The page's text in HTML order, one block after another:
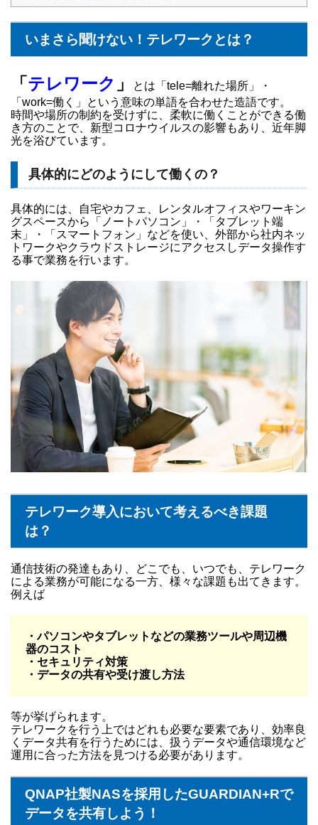
いまさら聞けない！テレワークとは？
「 テレワーク 」
とは「tele=離れた場所」・
「work=働く」という意味の単語を合わせた造語です。
時間や場所の制約を受けずに、柔軟に働くことができる働
き方のことで、新型コロナウイルスの影響もあり、近年脚
光を浴びています。
具体的にどのようにして働くの？
具体的には、自宅やカフェ、レンタルオフィスやワーキン
グスペースから「ノートパソコン」・「タブレット端
末」・「スマートフォン」などを使い、外部から社内ネッ
トワークやクラウドストレージにアクセスしデータ操作す
る事で業務を行います。
テレワーク導入において考えるべき課題
は？
通信技術の発達もあり、どこでも、いつでも、テレワーク
による業務が可能になる一方、様々な課題も出てきます。
例えば
・パソコンやタブレットなどの業務ツールや周辺機
器のコスト
・セキュリティ対策
・データの共有や受け渡し方法
等が挙げられます。
テレワークを行う上ではどれも必要な要素であり、効率良
くデータ共有を行うためには、扱うデータや通信環境など
運用に合った方法を見つける必要があります。
QNAP社製NASを採用したGUARDIAN+Rで
データを共有しよう！